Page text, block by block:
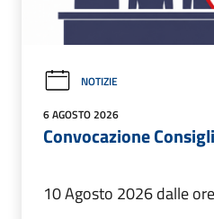
NOTIZIE
6 AGOSTO 2026
Convocazione
10 Agosto 2026 dalle